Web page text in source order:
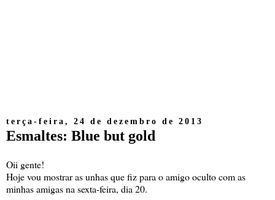
terça-feira, 24 de dezembro de 2013
Esmaltes: Blue but gold
Oii gente!
Hoje vou mostrar as unhas que fiz para o amigo oculto com as
minhas amigas na sexta-feira, dia 20.